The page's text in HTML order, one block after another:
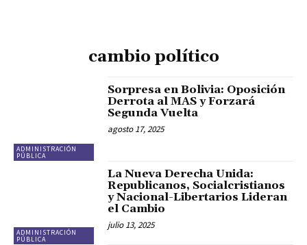
cambio político
ADMINISTRACIÓN
PÚBLICA
Sorpresa en Bolivia: Oposición
Derrota al MAS y Forzará
Segunda Vuelta
agosto 17, 2025
ADMINISTRACIÓN
PÚBLICA
La Nueva Derecha Unida:
Republicanos, Socialcristianos
y Nacional-Libertarios Lideran
el Cambio
julio 13, 2025